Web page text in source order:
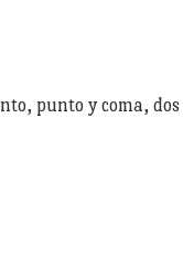
punto y coma,